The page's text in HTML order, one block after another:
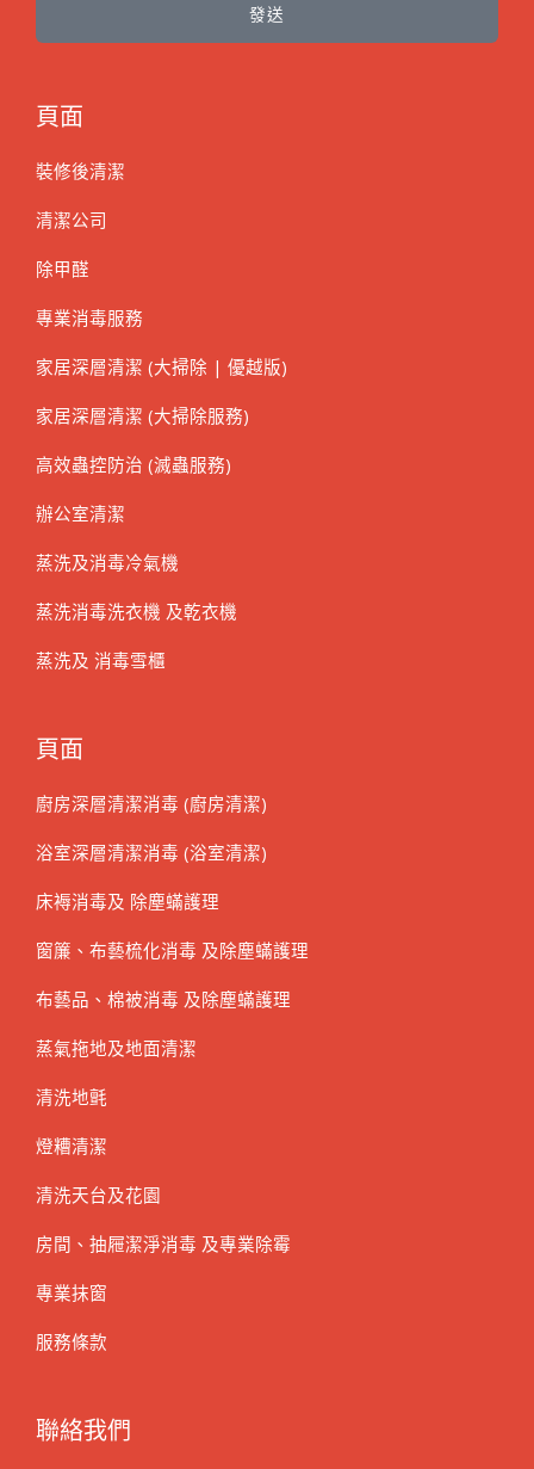
發送
頁面
裝修後清潔
清潔公司
除甲醛
專業消毒服務
家居深層清潔 (大掃除 | 優越版)
家居深層清潔 (大掃除服務)
高效蟲控防治 (滅蟲服務)
辦公室清潔
蒸洗及消毒冷氣機
蒸洗消毒洗衣機 及乾衣機
蒸洗及 消毒雪櫃
頁面
廚房深層清潔消毒 (廚房清潔)
浴室深層清潔消毒 (浴室清潔)
床褥消毒及 除塵蟎護理
窗簾、布藝梳化消毒 及除塵蟎護理
布藝品、棉被消毒 及除塵蟎護理
蒸氣拖地及地面清潔
清洗地氈
燈糟清潔
清洗天台及花園
房間、抽屜潔淨消毒 及專業除霉
專業抹窗
服務條款
聯絡我們